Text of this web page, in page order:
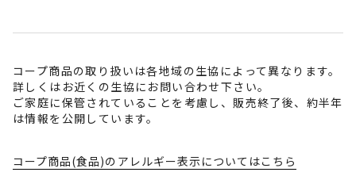
コープ商品の取り扱いは各地域の生協によって異なります。
詳しくはお近くの生協にお問い合わせ下さい。
ご家庭に保管されていることを考慮し、販売終了後、約半年
は情報を公開しています。
コープ商品(食品)のアレルギー表示についてはこちら